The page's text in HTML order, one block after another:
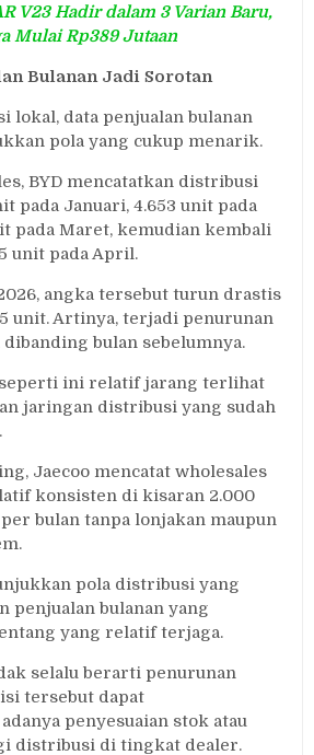
V23 Hadir dalam 3 Varian Baru,
Mulai Rp389 Jutaan
Bulanan Jadi Sorotan
lokal, data penjualan bulanan
pola yang cukup menarik.
BYD mencatatkan distribusi
pada Januari, 4.653 unit pada
pada Maret, kemudian kembali
unit pada April.
angka tersebut turun drastis
unit. Artinya, terjadi penurunan
bulan sebelumnya.
ini relatif jarang terlihat
jaringan distribusi yang sudah
Jaecoo mencatat wholesales
konsisten di kisaran 2.000
bulan tanpa lonjakan maupun
pola distribusi yang
penjualan bulanan yang
yang relatif terjaga.
selalu berarti penurunan
tersebut dapat
penyesuaian stok atau
distribusi di tingkat dealer.